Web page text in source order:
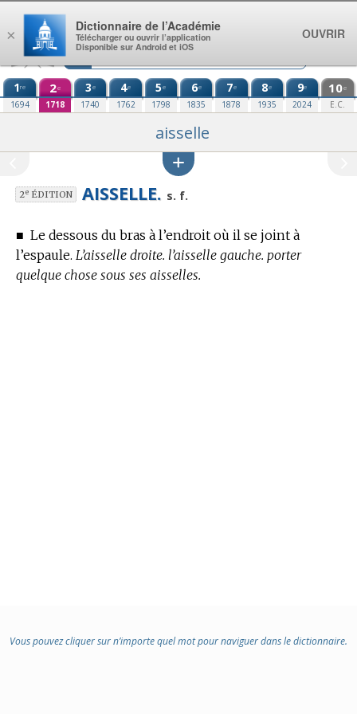
Aller au contenu
1re
1694
2e
1718
3e
1740
4e
1762
5e
1798
6e
1835
7e
1878
8e
1935
9e
2024
10e
E.C.
aisselle
2eÉDITION AISSELLE. s. f.
■ Le dessous du bras à l’endroit où il se joint à
l’espaule. L’aisselle droite. l’aisselle gauche. porter
quelque chose sous ses aisselles.
Vous pouvez cliquer sur n’importe quel mot pour naviguer dans le dictionnaire.
×
Dictionnaire de l’Académie
Télécharger ou ouvrir l’application
Disponible sur Android et iOS
OUVRIR